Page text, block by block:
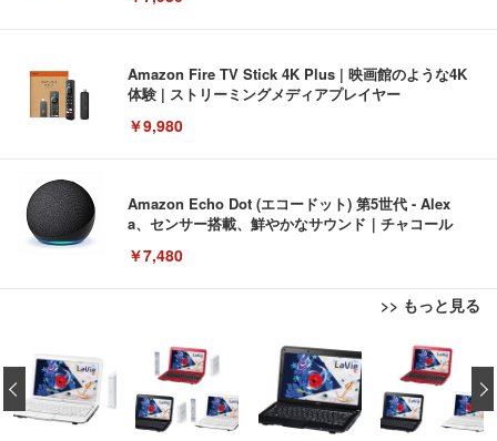
Amazon Fire TV Stick 4K Plus | 映画館のような4K
体験 | ストリーミングメディアプレイヤー
￥9,980
Amazon Echo Dot (エコードット) 第5世代 - Alex
a、センサー搭載、鮮やかなサウンド｜チャコール
￥7,480
>> もっと見る
[EdoErgo] オフィスチェア 椅子 テレワーク 疲れな
い 跳ね上げ式アームレスト コンパクト 約105度ロッ
キング pc 事務椅子 360度回転 座面昇降 強化ナイロ
ン樹脂ベース 通気性メッシュ 在宅ワーク H-WY01
(黒網+黒枠+黒足)
￥5,699
EIZO ビジネス向けプレミアムモニター | FlexScan
EV3240X-WT | 31.5型4K UHD・USB Type-C・ホワ
イト
￥105,595
Amazonベーシック ペットシーツ 薄型 レギュラー 1
回使い捨て 無香料 ホワイト 300枚
￥3,373
‹